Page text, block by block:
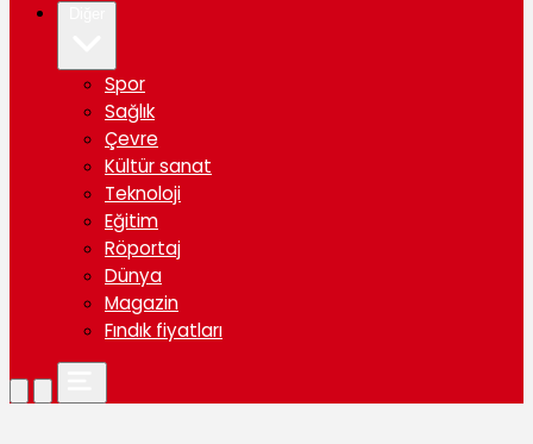
Spor
Sağlık
Çevre
Kültür sanat
Teknoloji
Eğitim
Röportaj
Dünya
Magazin
Fındık fiyatları